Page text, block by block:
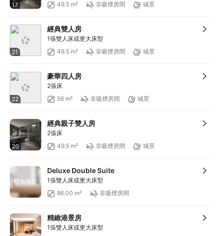
17
49.5 m²
非吸煙房間 城景
21
經典雙人房
1張雙人床或更大床型
49.5 m²
非吸煙房間 城景
22
豪華四人房
2張床
56 m²
非吸煙房間 城景
20
經典親子雙人房
2張床
49.5 m²
非吸煙房間 城景
暫無圖片
Deluxe Double Suite
1張雙人床或更大床型
86.00 m²
非吸煙房間
精緻港景房
1張雙人床或更大床型